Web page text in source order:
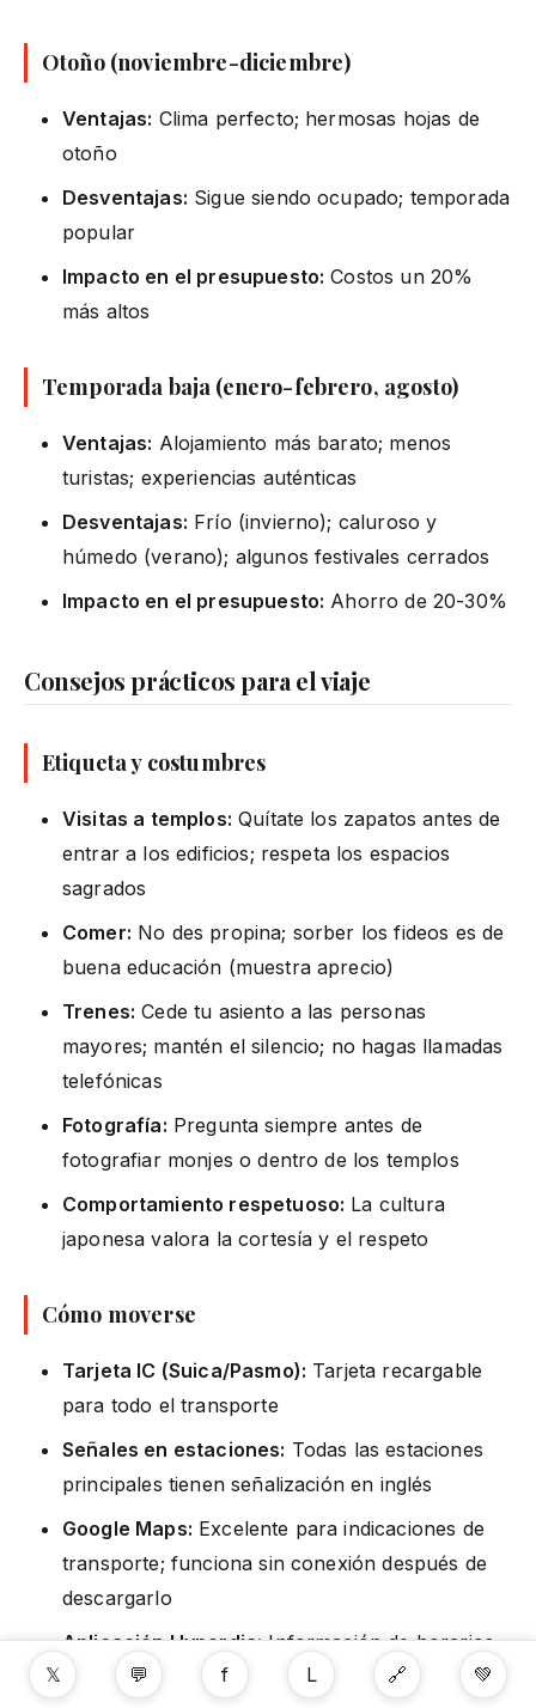
Otoño (noviembre-diciembre)
Ventajas: Clima perfecto; hermosas hojas de
otoño
Desventajas: Sigue siendo ocupado; temporada
popular
Impacto en el presupuesto: Costos un 20%
más altos
Temporada baja (enero-febrero, agosto)
Ventajas: Alojamiento más barato; menos
turistas; experiencias auténticas
Desventajas: Frío (invierno); caluroso y
húmedo (verano); algunos festivales cerrados
Impacto en el presupuesto: Ahorro de 20-30%
Consejos prácticos para el viaje
Etiqueta y costumbres
Visitas a templos: Quítate los zapatos antes de
entrar a los edificios; respeta los espacios
sagrados
Comer: No des propina; sorber los fideos es de
buena educación (muestra aprecio)
Trenes: Cede tu asiento a las personas
mayores; mantén el silencio; no hagas llamadas
telefónicas
Fotografía: Pregunta siempre antes de
fotografiar monjes o dentro de los templos
Comportamiento respetuoso: La cultura
japonesa valora la cortesía y el respeto
Cómo moverse
Tarjeta IC (Suica/Pasmo): Tarjeta recargable
para todo el transporte
Señales en estaciones: Todas las estaciones
principales tienen señalización en inglés
Google Maps: Excelente para indicaciones de
transporte; funciona sin conexión después de
descargarlo
Aplicación Hyperdia:Información de horarios
de trenes; muy precisa
𝕏 💬 f L 🔗 💚